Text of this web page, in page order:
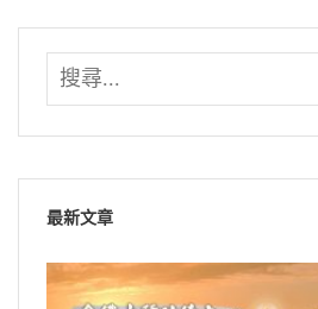
最新文章